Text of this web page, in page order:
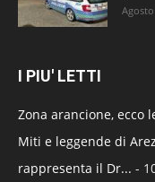
I PIU' LETTI
Zona arancione, ecco
Miti e leggende di
rappresenta il Dr... -